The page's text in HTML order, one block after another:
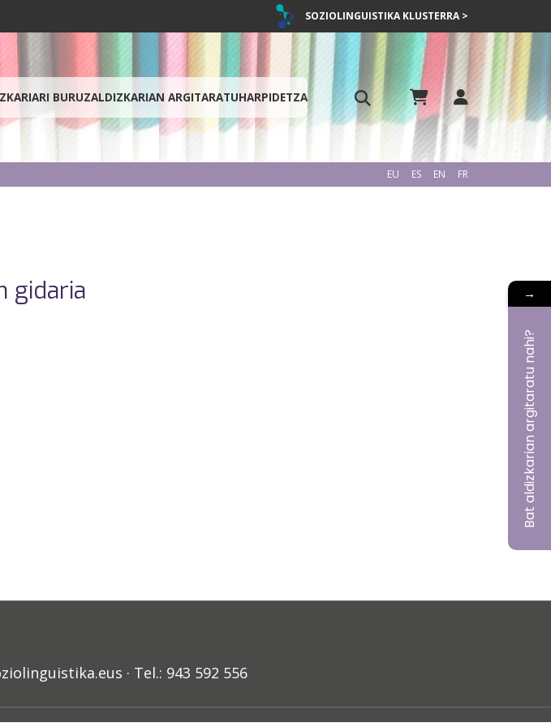
SOZIOLINGUISTIKA KLUSTERRA >
BURUZALDIZKARIAN ARGITARATUHARPIDETZA
EU ES EN FR
gidaria
· Tel.: 943 592 556
→
Bat aldizkarian argitaratu nahi?